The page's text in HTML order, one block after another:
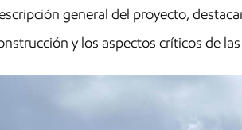
general del proyecto,
y los aspectos críticos de